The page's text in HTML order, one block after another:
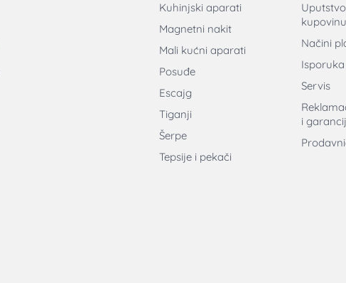
Kuhinjski aparati
Magnetni nakit
Mali kućni aparati
Posuđe
Escajg
Tiganji
Šerpe
Tepsije i pekači
kupovinu
Načini
Isporuka
Servis
i